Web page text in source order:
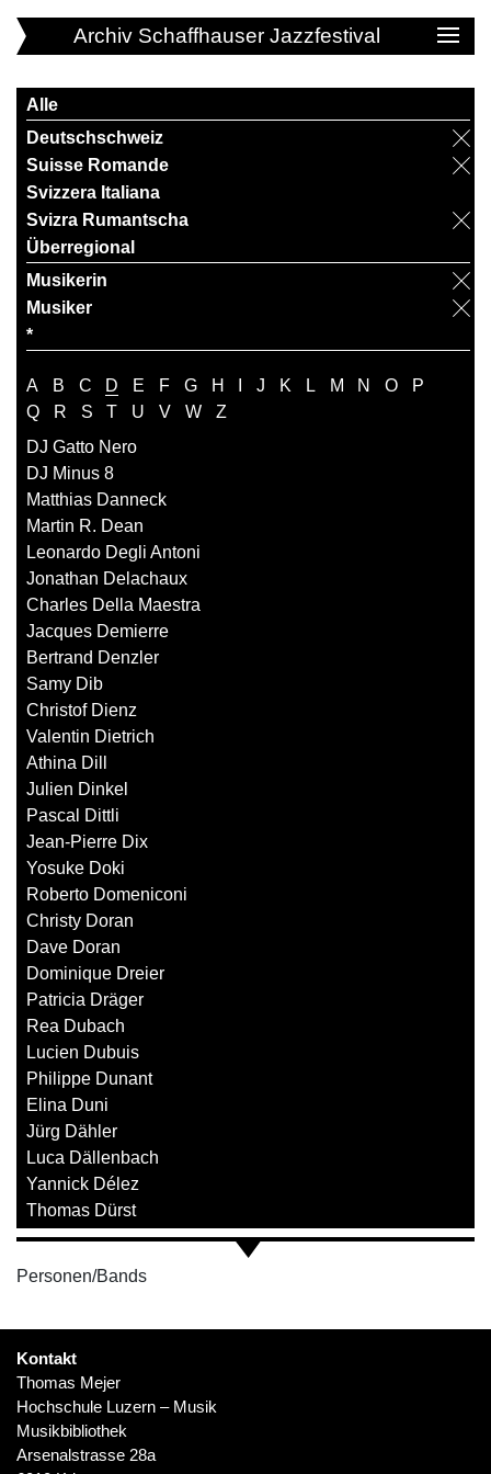
Archiv Schaffhauser Jazzfestival
Alle
Deutschschweiz
Suisse Romande
Svizzera Italiana
Svizra Rumantscha
Überregional
Musikerin
Musiker
*
A B C D E F G H J K L M N O
P
Q
R S T U V W
Z
DJ Gatto Nero
DJ Minus 8
Matthias Danneck
Martin R. Dean
Leonardo Degli Antoni
Jonathan Delachaux
Charles Della Maestra
Jacques Demierre
Bertrand Denzler
Samy Dib
Christof Dienz
Valentin Dietrich
Athina Dill
Julien Dinkel
Pascal Dittli
Jean-Pierre Dix
Yosuke Doki
Roberto Domeniconi
Christy Doran
Dave Doran
Dominique Dreier
Patricia Dräger
Rea Dubach
Lucien Dubuis
Philippe Dunant
Elina Duni
Jürg Dähler
Luca Dällenbach
Yannick Délez
Thomas Dürst
Personen/Bands
Kontakt
Thomas Mejer
Hochschule Luzern – Musik
Musikbibliothek
Arsenalstrasse 28a